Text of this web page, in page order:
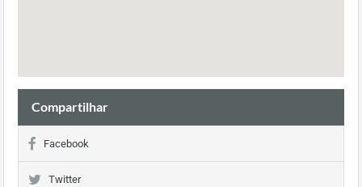
Compartilhar
Facebook
Twitter